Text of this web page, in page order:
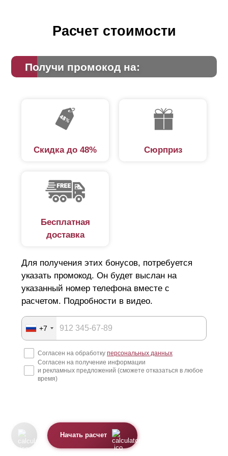
Расчет стоимости
Получи промокод на:
Скидка до 48% Сюрприз
Бесплатная
доставка
Для получения этих бонусов, потребуется
указать промокод. Он будет выслан на
указанный номер телефона вместе с
расчетом. Подробности в видео.
+7
Согласен на обработку персональных данных
Согласен на получение информации
и рекламных предложений (сможете отказаться в любое
время)
Начать расчет